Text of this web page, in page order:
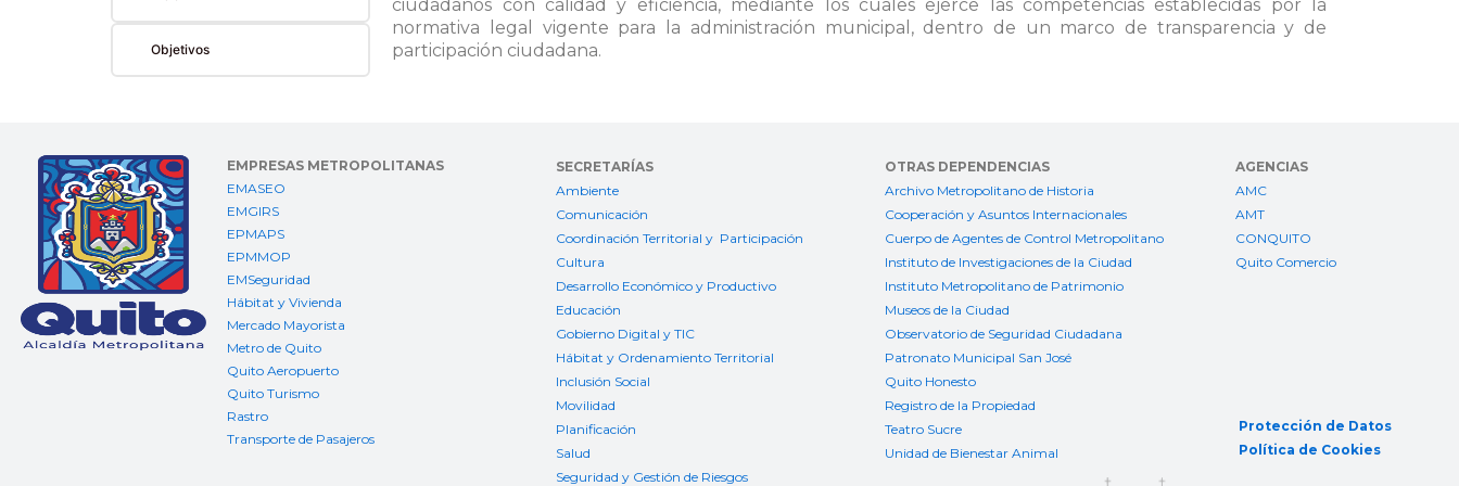
Objetivos
ciudadanos con calidad y eficiencia, mediante los cuales ejerce las competencias establecidas por la
normativa legal vigente para la administración municipal, dentro de un marco de transparencia y de
participación ciudadana.
EMPRESAS METROPOLITANAS
EMASEO
EMGIRS
EPMAPS
EPMMOP
EMSeguridad
Hábitat y Vivienda
Mercado Mayorista
Metro de Quito
Quito Aeropuerto
Quito Turismo
Rastro
Transporte de Pasajeros
SECRETARÍAS
Ambiente
Comunicación
Coordinación Territorial y Participación
Cultura
Desarrollo Económico y Productivo
Educación
Gobierno Digital y TIC
Hábitat y Ordenamiento Territorial
Inclusión Social
Movilidad
Planificación
Salud
Seguridad y Gestión de Riesgos
OTRAS DEPENDENCIAS
Archivo Metropolitano de Historia
Cooperación y Asuntos Internacionales
Cuerpo de Agentes de Control Metropolitano
Instituto de Investigaciones de la Ciudad
Instituto Metropolitano de Patrimonio
Museos de la Ciudad
Observatorio de Seguridad Ciudadana
Patronato Municipal San José
Quito Honesto
Registro de la Propiedad
Teatro Sucre
Unidad de Bienestar Animal
AGENCIAS
AMC
AMT
CONQUITO
Quito Comercio
Protección de Datos
Política de Cookies